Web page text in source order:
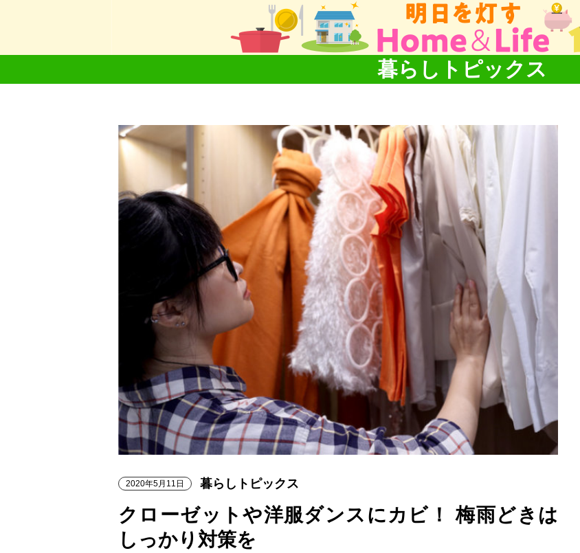
暮らしトピックス
2020年5月11日 暮らしトピックス
クローゼットや洋服ダンスにカビ！ 梅雨どきは
しっかり対策を